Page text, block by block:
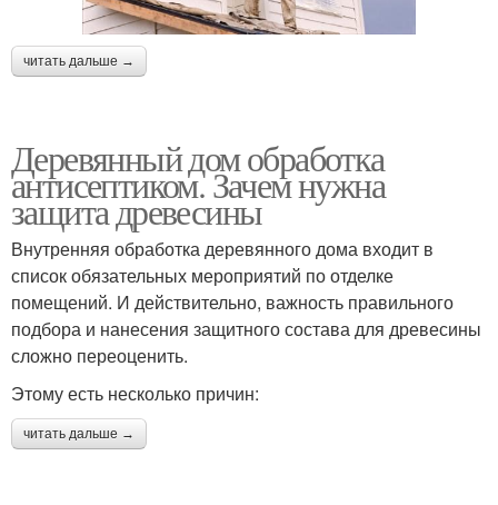
читать дальше →
Деревянный дом обработка
антисептиком. Зачем нужна
защита древесины
Внутренняя обработка деревянного дома входит в
список обязательных мероприятий по отделке
помещений. И действительно, важность правильного
подбора и нанесения защитного состава для древесины
сложно переоценить.
Этому есть несколько причин:
читать дальше →